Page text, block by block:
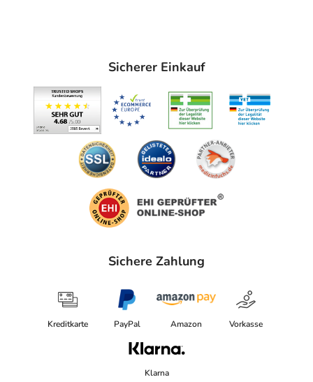
Sicherer Einkauf
Sichere Zahlung
Kreditkarte PayPal Amazon Vorkasse
Klarna